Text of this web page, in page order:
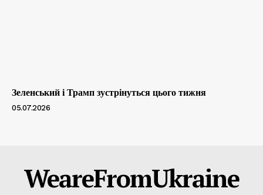
Зеленський і Трамп зустрінуться цього тижня
05.07.2026
WeareFromUkraine